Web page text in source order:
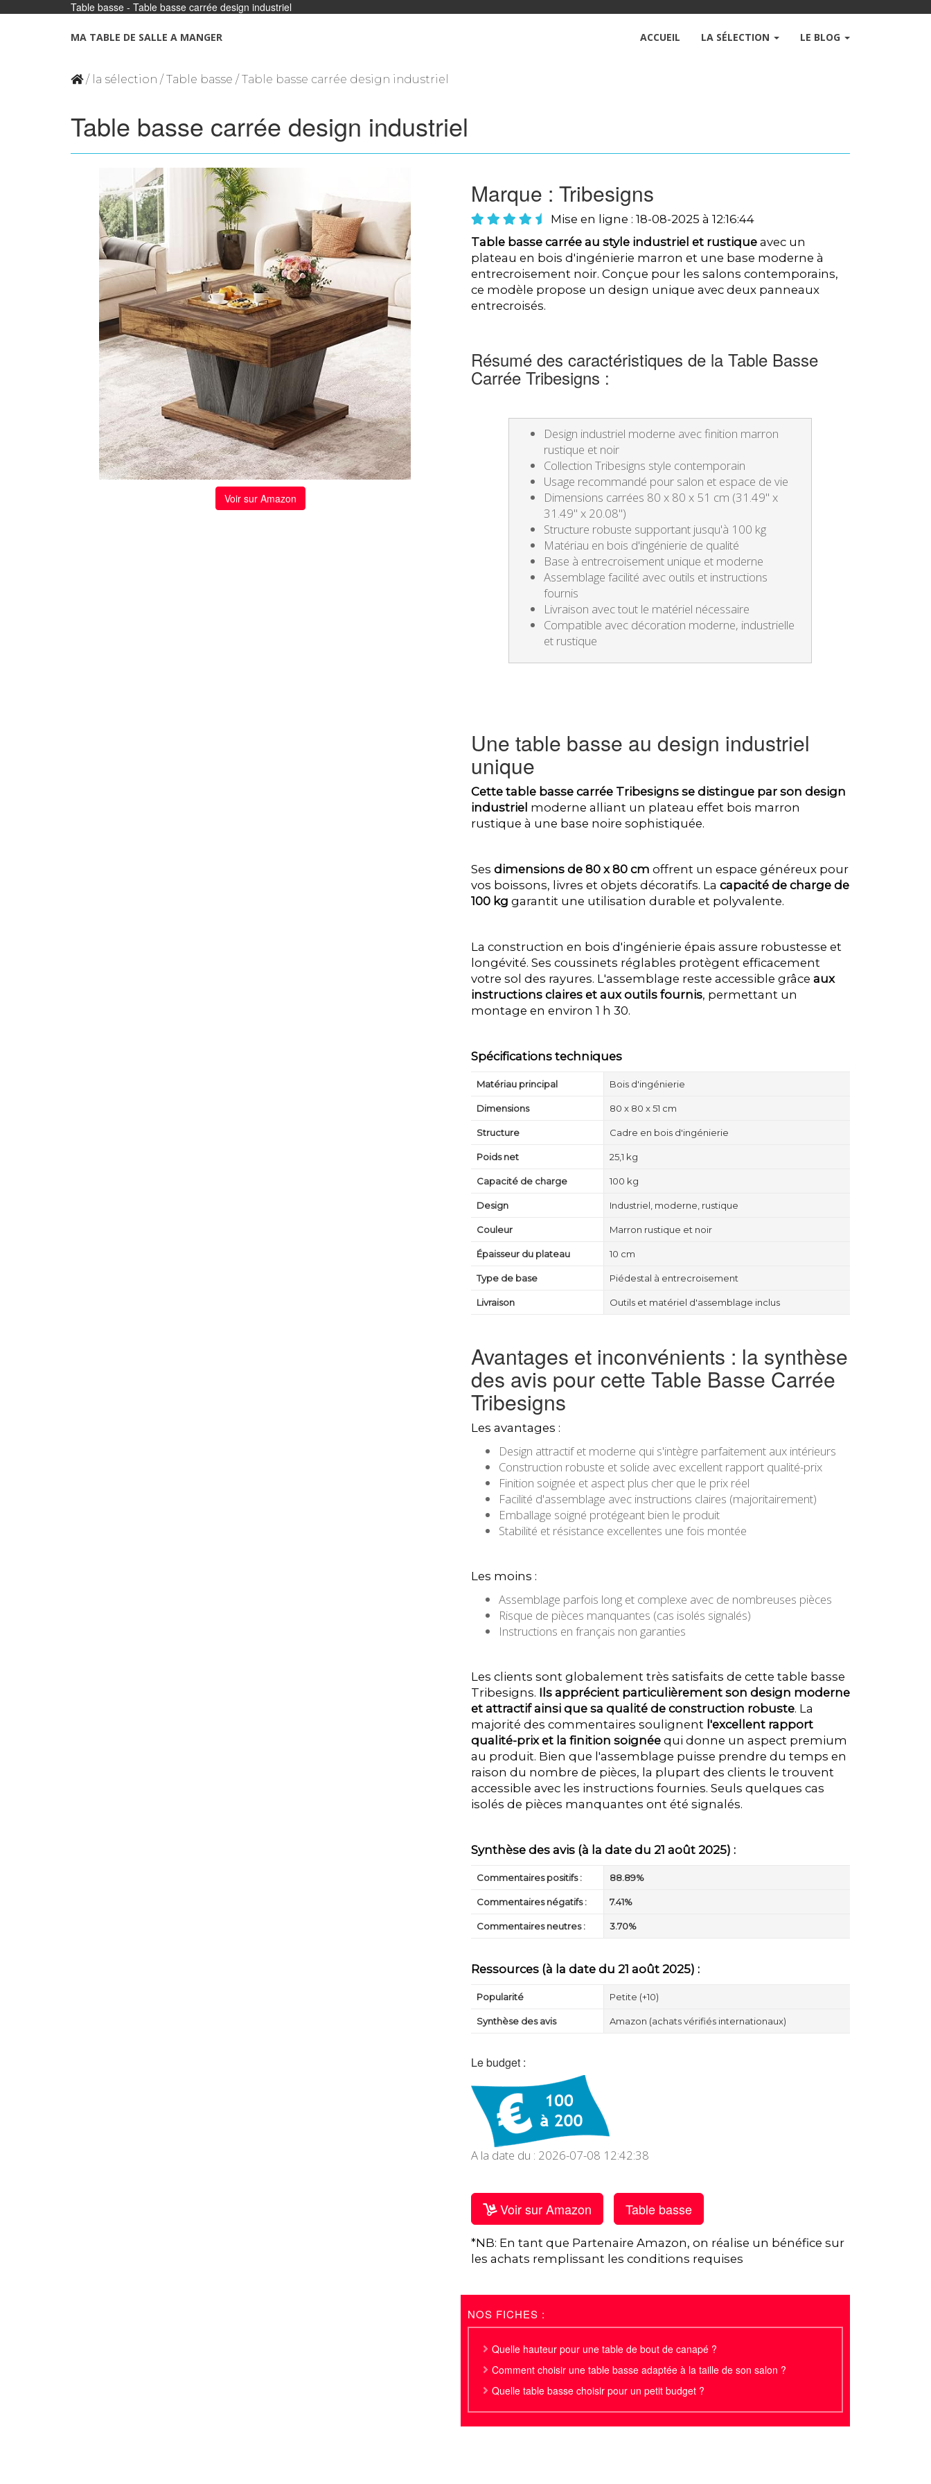
Table basse - Table basse carrée design industriel
MA TABLE DE SALLE A MANGER ACCUEIL LA SÉLECTION LE BLOG
/ la sélection / Table basse / Table basse carrée design industriel
Table basse carrée design industriel
Voir sur Amazon
Marque : Tribesigns
Mise en ligne : 18-08-2025 à 12:16:44
Table basse carrée au style industriel et rustiqueavec un
plateau en bois d'ingénierie marron et une base moderne à
entrecroisement noir. Conçue pour les salons contemporains,
ce modèle propose un design unique avec deux panneaux
entrecroisés.
Résumé des caractéristiques de la Table Basse
Carrée Tribesigns :
Design industriel moderne avec finition marron
rustique et noir
Collection Tribesigns style contemporain
Usage recommandé pour salon et espace de vie
Dimensions carrées 80 x 80 x 51 cm (31.49" x
31.49" x 20.08")
Structure robuste supportant jusqu'à 100 kg
Matériau en bois d'ingénierie de qualité
Base à entrecroisement unique et moderne
Assemblage facilité avec outils et instructions
fournis
Livraison avec tout le matériel nécessaire
Compatible avec décoration moderne, industrielle
et rustique
Une table basse au design industriel
unique
Cette table basse carrée Tribesigns se distingue par son design
industriel moderne alliant un plateau effet bois marron
rustique à une base noire sophistiquée.
Ses dimensions de 80 x 80 cm offrent un espace généreux pour
vos boissons, livres et objets décoratifs. La capacité de charge de
100 kg garantit une utilisation durable et polyvalente.
La construction en bois d'ingénierie épais assure robustesse et
longévité. Ses coussinets réglables protègent efficacement
votre sol des rayures. L'assemblage reste accessible grâce aux
instructions claires et aux outils fournis, permettant un
montage en environ 1 h 30.
Spécifications techniques
Matériau principal Bois d'ingénierie
Dimensions 80 x 80 x 51 cm
Structure Cadre en bois d'ingénierie
Poids net 25,1 kg
Capacité de charge 100 kg
Design Industriel, moderne, rustique
Couleur Marron rustique et noir
Épaisseur du plateau 10 cm
Type de base Piédestal à entrecroisement
Livraison Outils et matériel d'assemblage inclus
Avantages et inconvénients : la synthèse
des avis pour cette Table Basse Carrée
Tribesigns
Les avantages :
Design attractif et moderne qui s'intègre parfaitement aux intérieurs
Construction robuste et solide avec excellent rapport qualité-prix
Finition soignée et aspect plus cher que le prix réel
Facilité d'assemblage avec instructions claires (majoritairement)
Emballage soigné protégeant bien le produit
Stabilité et résistance excellentes une fois montée
Les moins :
Assemblage parfois long et complexe avec de nombreuses pièces
Risque de pièces manquantes (cas isolés signalés)
Instructions en français non garanties
Les clients sont globalement très satisfaits de cette table basse
Tribesigns. Ils apprécient particulièrement son design moderne
et attractif ainsi que sa qualité de construction robuste. La
majorité des commentaires soulignent l'excellent rapport
qualité-prix et la finition soignéequi donne un aspect premium
au produit. Bien que l'assemblage puisse prendre du temps en
raison du nombre de pièces, la plupart des clients le trouvent
accessible avec les instructions fournies. Seuls quelques cas
isolés de pièces manquantes ont été signalés.
Synthèse des avis (à la date du 21 août 2025) :
Commentaires positifs : 88.89%
Commentaires négatifs : 7.41%
Commentaires neutres : 3.70%
Ressources (à la date du 21 août 2025) :
Popularité Petite (+10)
Synthèse des avis Amazon (achats vérifiés internationaux)
Le budget :
A la date du : 2026-07-08 12:42:38
Voir sur Amazon Table basse
*NB: En tant que Partenaire Amazon, on réalise un bénéfice sur
les achats remplissant les conditions requises
NOS FICHES :
Quelle hauteur pour une table de bout de canapé ?
Comment choisir une table basse adaptée à la taille de son salon ?
Quelle table basse choisir pour un petit budget ?
Panneau de gestion des cookies